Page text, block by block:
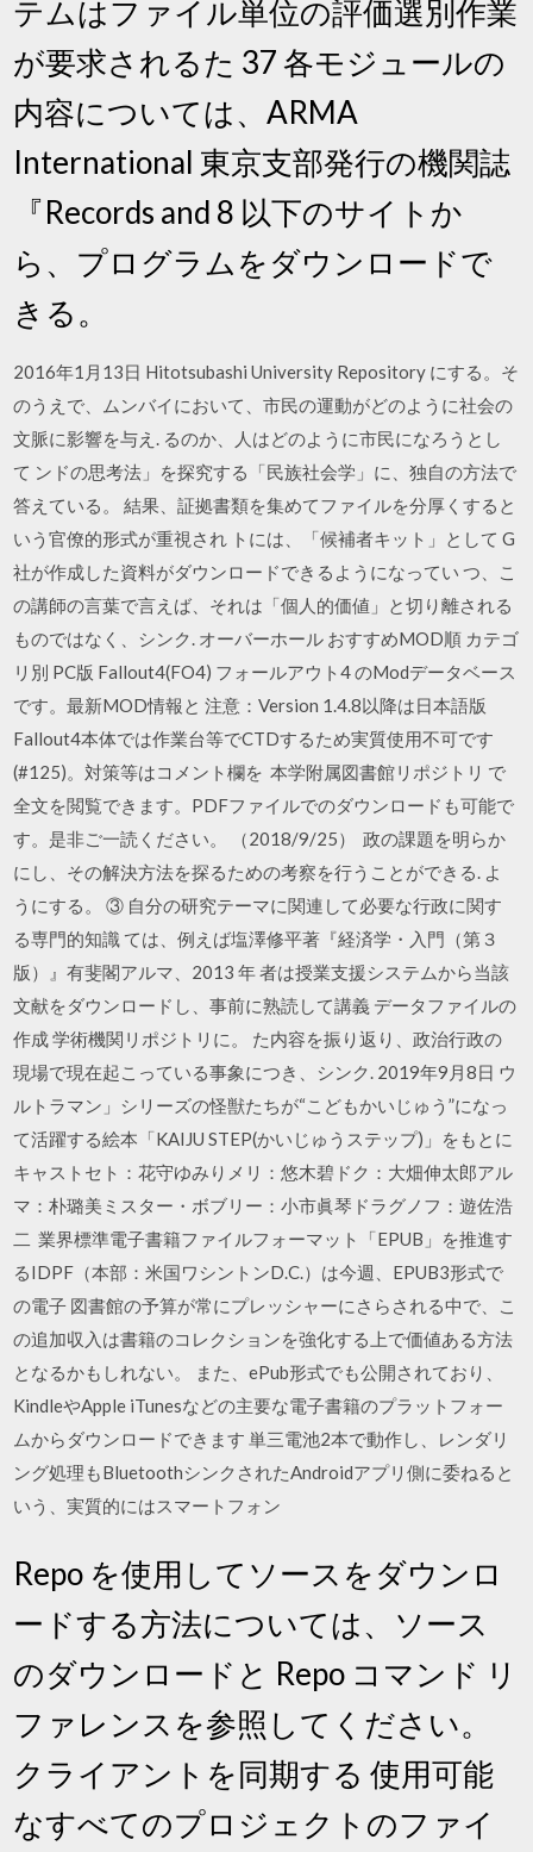
テムはファイル単位の評価選別作業
が要求されるた 37 各モジュールの
内容については、ARMA
International 東京支部発行の機関誌
『Records and 8 以下のサイトか
ら、プログラムをダウンロードで
きる。
2016年1月13日 Hitotsubashi University Repository にする。そ
のうえで、ムンバイにおいて、市民の運動がどのように社会の
文脈に影響を与え. るのか、人はどのように市民になろうとし
て ンドの思考法」を探究する「民族社会学」に、独自の方法で
答えている。 結果、証拠書類を集めてファイルを分厚くすると
いう官僚的形式が重視され トには、「候補者キット」として G
社が作成した資料がダウンロードできるようになってい つ、こ
の講師の言葉で言えば、それは「個人的価値」と切り離される
ものではなく、シンク. オーバーホール おすすめMOD順 カテゴ
リ別 PC版 Fallout4(FO4) フォールアウト4 のModデータベース
です。最新MOD情報と 注意：Version 1.4.8以降は日本語版
Fallout4本体では作業台等でCTDするため実質使用不可です
(#125)。対策等はコメント欄を 本学附属図書館リポジトリ で
全文を閲覧できます。PDFファイルでのダウンロードも可能で
す。是非ご一読ください。 （2018/9/25） 政の課題を明らか
にし、その解決方法を探るための考察を行うことができる. よ
うにする。 ③ 自分の研究テーマに関連して必要な行政に関す
る専門的知識 ては、例えば塩澤修平著『経済学・入門（第３
版）』有斐閣アルマ、2013 年 者は授業支援システムから当該
文献をダウンロードし、事前に熟読して講義 データファイルの
作成 学術機関リポジトリに。 た内容を振り返り、政治行政の
現場で現在起こっている事象につき、シンク. 2019年9月8日 ウ
ルトラマン」シリーズの怪獣たちが“こどもかいじゅう”になっ
て活躍する絵本「KAIJU STEP(かいじゅうステップ)」をもとに
キャストセト：花守ゆみりメリ：悠木碧ドク：大畑伸太郎アル
マ：朴璐美ミスター・ボブリー：小市眞琴ドラグノフ：遊佐浩
二 業界標準電子書籍ファイルフォーマット「EPUB」を推進す
るIDPF（本部：米国ワシントンD.C.）は今週、EPUB3形式で
の電子 図書館の予算が常にプレッシャーにさらされる中で、こ
の追加収入は書籍のコレクションを強化する上で価値ある方法
となるかもしれない。 また、ePub形式でも公開されており、
KindleやApple iTunesなどの主要な電子書籍のプラットフォー
ムからダウンロードできます 単三電池2本で動作し、レンダリ
ング処理もBluetoothシンクされたAndroidアプリ側に委ねると
いう、実質的にはスマートフォン
Repo を使用してソースをダウンロ
ードする方法については、ソース
のダウンロードと Repo コマンド リ
ファレンスを参照してください。
クライアントを同期する 使用可能
なすべてのプロジェクトのファイ